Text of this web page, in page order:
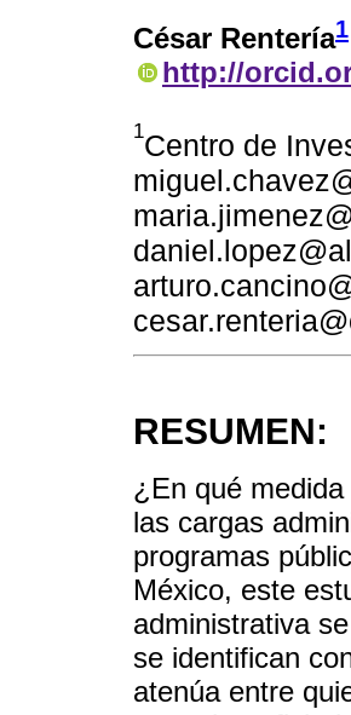
César Rentería1
http://
1Centro de
RESUMEN:
¿En qué
las cargas
programas
México, este
administrativa
se identifican
atenúa entre